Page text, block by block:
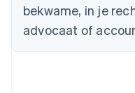
bekwame, in je
advocaat of
Finland
EnglishSvenska